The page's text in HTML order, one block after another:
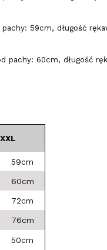
59cm, długość
pachy: 60cm, długość
XXL
59cm
60cm
72cm
76cm
50cm